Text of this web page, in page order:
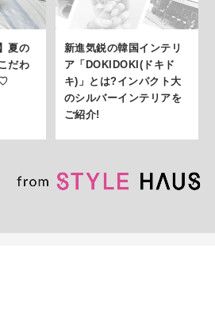
夏の
だわ
新進気鋭の韓国インテリ
ア「DOKIDOKI(ドキド
キ)」とは?インパクト大
のシルバーインテリアを
ご紹介!